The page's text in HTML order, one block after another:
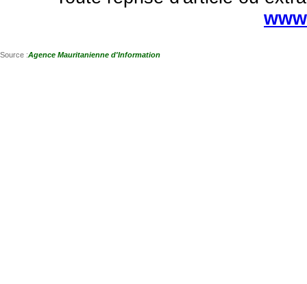
Source :Agence Mauritanienne d'Information